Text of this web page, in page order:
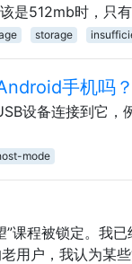
是512mb时，只
storage
手机吗？
设备连接到它，
mode
”课程被锁定。我
用户，我认为某